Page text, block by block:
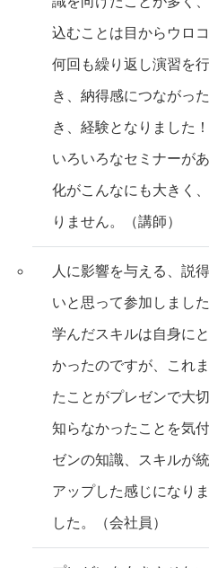
込むことは目からウロコ
何回も繰り返し演習を
き、納得感につながっ
き、経験となりました！
いろいろなセミナーが
化がこんなにも大きく
りません。（講師）
人に影響を与える、説
いと思って参加しました
学んだスキルは自身に
かったのですが、これ
たことがプレゼンで大
知らなかったことを気
ゼンの知識、スキルが
アップした感じになり
した。（会社員）